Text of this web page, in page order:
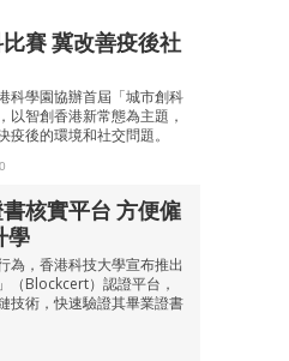
賽 冀改善疫後社
科學園協辦首屆「城市創科
以智創香港新常態為主題，
後的環境和社交問題。
核實平台 方便僱
學
為，香港科技大學宣布推出
（Blockcert）認證平台，
技術，快速驗證其畢業證書